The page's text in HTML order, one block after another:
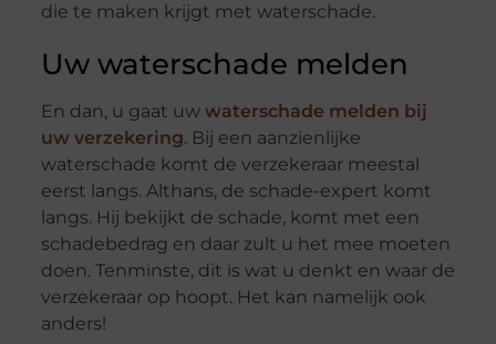
die te maken krijgt met waterschade.
Uw waterschade melden
En dan, u gaat uw waterschade melden bij
uw verzekering. Bij een aanzienlijke
waterschade komt de verzekeraar meestal
eerst langs. Althans, de schade-expert komt
langs. Hij bekijkt de schade, komt met een
schadebedrag en daar zult u het mee moeten
doen. Tenminste, dit is wat u denkt en waar de
verzekeraar op hoopt. Het kan namelijk ook
anders!